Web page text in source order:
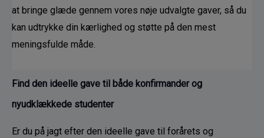
at bringe glæde gennem vores nøje udvalgte gaver, så du
kan udtrykke din kærlighed og støtte på den mest
meningsfulde måde.
Find den ideelle gave til både konfirmander og
nyudklækkede studenter
Er du på jagt efter den ideelle gave til forårets og